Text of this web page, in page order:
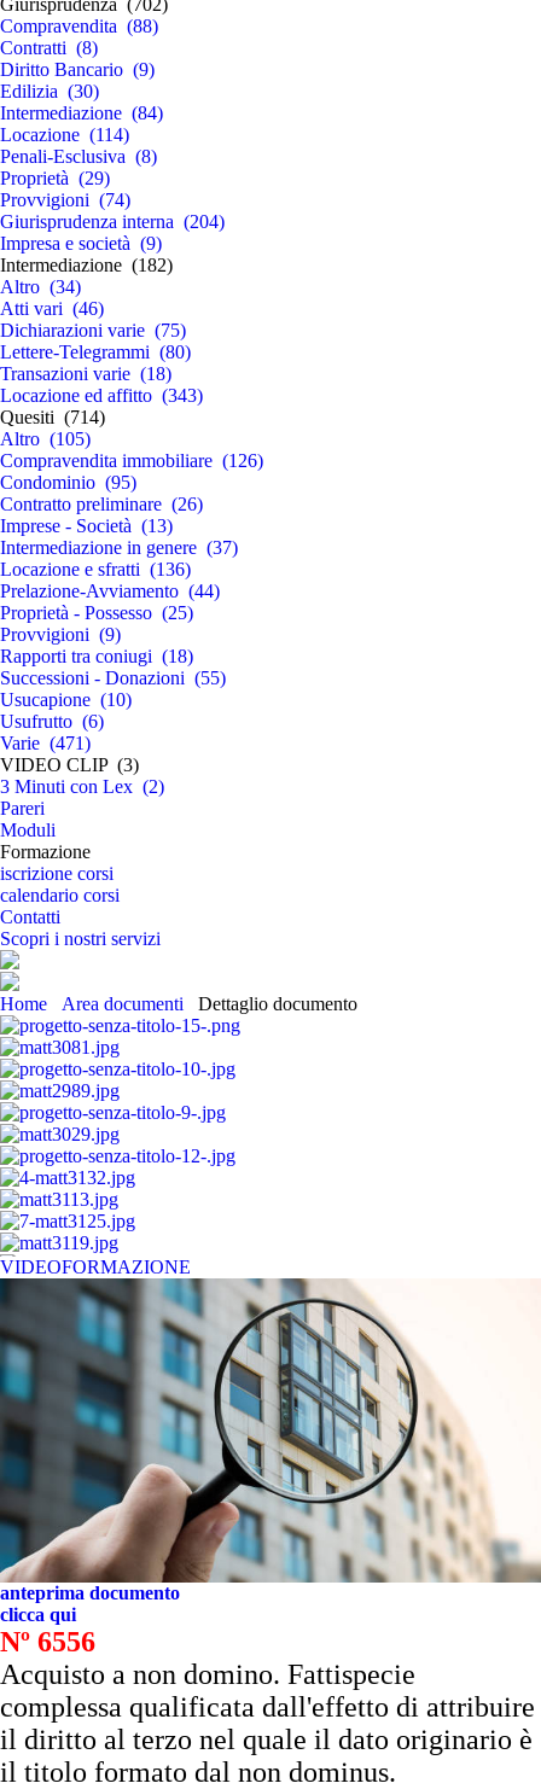
Giurisprudenza (702)
Compravendita (88)
Contratti (8)
Diritto Bancario (9)
Edilizia (30)
Intermediazione (84)
Locazione (114)
Penali-Esclusiva (8)
Proprietà (29)
Provvigioni (74)
Giurisprudenza interna (204)
Impresa e società (9)
Intermediazione (182)
Altro (34)
Atti vari (46)
Dichiarazioni varie (75)
Lettere-Telegrammi (80)
Transazioni varie (18)
Locazione ed affitto (343)
Quesiti (714)
Altro (105)
Compravendita immobiliare (126)
Condominio (95)
Contratto preliminare (26)
Imprese - Società (13)
Intermediazione in genere (37)
Locazione e sfratti (136)
Prelazione-Avviamento (44)
Proprietà - Possesso (25)
Provvigioni (9)
Rapporti tra coniugi (18)
Successioni - Donazioni (55)
Usucapione (10)
Usufrutto (6)
Varie (471)
VIDEO CLIP (3)
3 Minuti con Lex (2)
Pareri
Moduli
Formazione
iscrizione corsi
calendario corsi
Contatti
Scopri i nostri servizi
Home Area documenti Dettaglio documento
VIDEOFORMAZIONE
anteprima documento
clicca qui
Nº 6556
Acquisto a non domino. Fattispecie
complessa qualificata dall'effetto di attribuire
il diritto al terzo nel quale il dato originario è
il titolo formato dal non dominus.